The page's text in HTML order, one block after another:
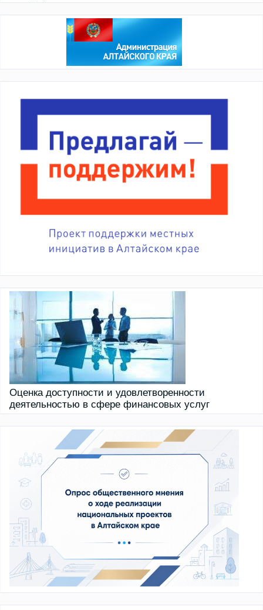
Оценка доступности и удовлетворенности
деятельностью в сфере финансовых услуг